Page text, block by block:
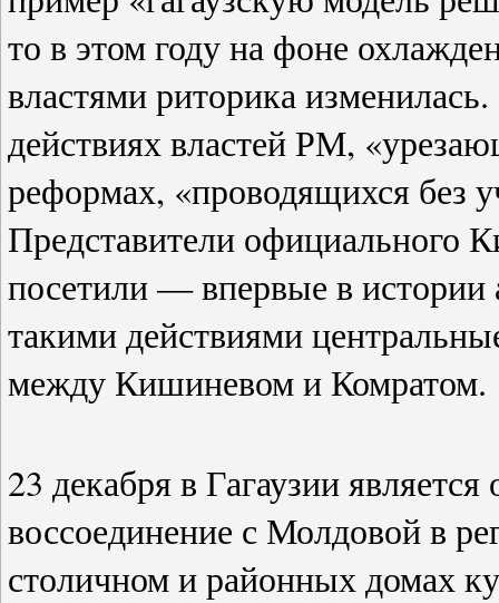
то в этом году на фоне
властями риторика
действиях властей РМ,
реформах, «проводящихся без
Представители официального
посетили — впервые в
такими действиями
между Кишиневом и Комратом.
23 декабря в Гагаузии
воссоединение с Молдовой в
столичном и районных домах